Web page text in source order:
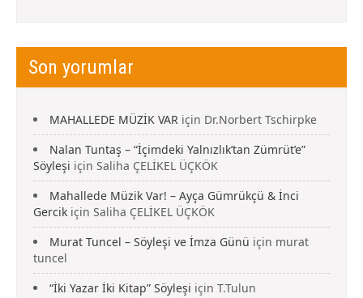
Son yorumlar
MAHALLEDE MÜZİK VAR için Dr.Norbert Tschirpke
Nalan Tuntaş – “İçimdeki Yalnızlık’tan Zümrüt’e”
Söyleşi için Saliha ÇELİKEL ÜÇKÖK
Mahallede Müzik Var! – Ayça Gümrükçü & İnci
Gercik için Saliha ÇELİKEL ÜÇKÖK
Murat Tuncel – Söyleşi ve İmza Günü için murat
tuncel
“İki Yazar İki Kitap” Söyleşi için T.Tulun